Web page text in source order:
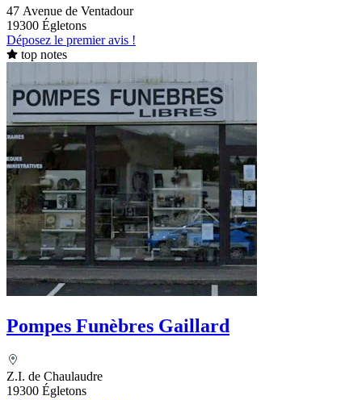
47 Avenue de Ventadour
19300 Égletons
Déposez le premier avis !
top notes
Pompes Funèbres Gaillard
Z.I. de Chaulaudre
19300 Égletons